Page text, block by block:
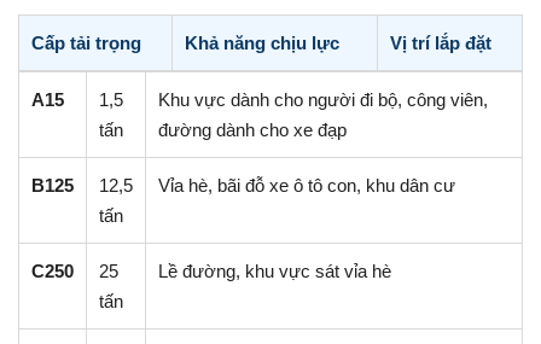
Cấp tải trọng Khả năng chịu lực Vị trí lắp đặt
A15
1,5
tấn
Khu vực dành cho người đi bộ, công viên,
đường dành cho xe đạp
B125
12,5
tấn
Vỉa hè, bãi đỗ xe ô tô con, khu dân cư
C250
25
tấn
Lề đường, khu vực sát vỉa hè